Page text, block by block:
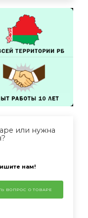
или нужна
нам!
ВОПРОС О ТОВАРЕ